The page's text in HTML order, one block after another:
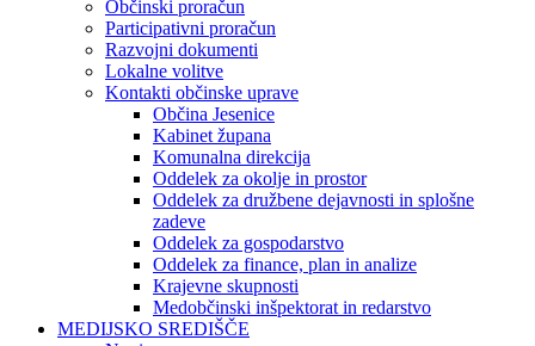
Občinski proračun
Participativni proračun
Razvojni dokumenti
Lokalne volitve
Kontakti občinske uprave
Občina Jesenice
Kabinet župana
Komunalna direkcija
Oddelek za okolje in prostor
Oddelek za družbene dejavnosti in splošne
zadeve
Oddelek za gospodarstvo
Oddelek za finance, plan in analize
Krajevne skupnosti
Medobčinski inšpektorat in redarstvo
MEDIJSKO SREDIŠČE